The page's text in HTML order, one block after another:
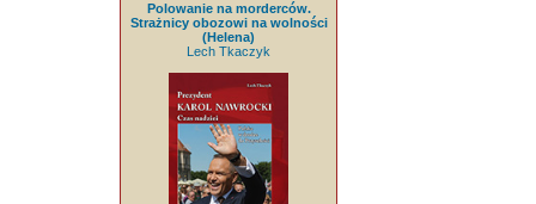
Polowanie na morderców.
Strażnicy obozowi na wolności
(Helena)
Lech Tkaczyk